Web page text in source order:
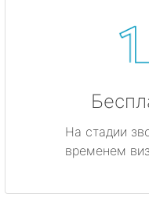
На стадии
временем